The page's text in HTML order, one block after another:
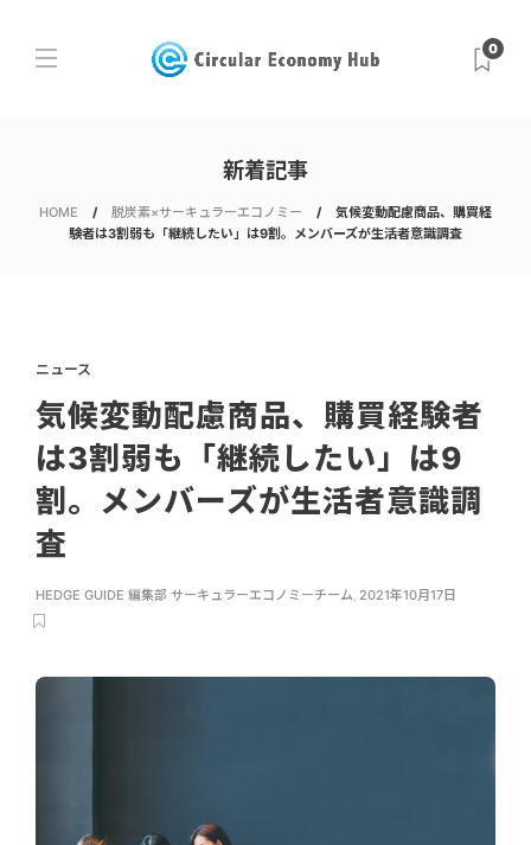
0
新着記事
HOME 脱炭素×サーキュラーエコノミー
気候変動配慮商品、購買経
験者は3割弱も「継続したい」は9割。メンバーズが生活者意識調査
ニュース
気候変動配慮商品、購買経験者
は3割弱も「継続したい」は9
割。メンバーズが生活者意識調
査
HEDGE GUIDE 編集部 サーキュラーエコノミーチーム, 2021年10月17日